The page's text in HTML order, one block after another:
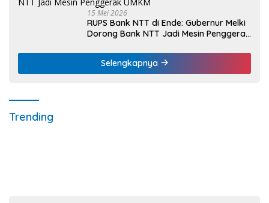
15 Mei 2026
RUPS Bank NTT di Ende: Gubernur Melki
Dorong Bank NTT Jadi Mesin Penggerak
Selengkapnya
Trending